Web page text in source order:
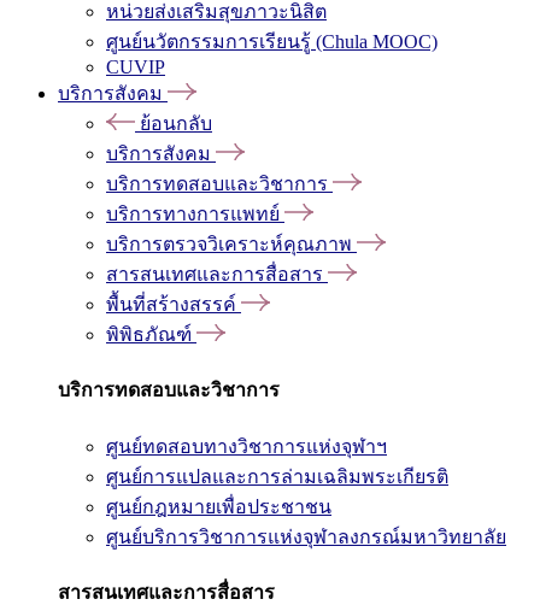
หน่วยส่งเสริมสุขภาวะนิสิต
ศูนย์นวัตกรรมการเรียนรู้ (Chula MOOC)
CUVIP
บริการสังคม
ย้อนกลับ
บริการสังคม
บริการทดสอบและวิชาการ
บริการทางการแพทย์
บริการตรวจวิเคราะห์คุณภาพ
สารสนเทศและการสื่อสาร
พื้นที่สร้างสรรค์
พิพิธภัณฑ์
บริการทดสอบและวิชาการ
ศูนย์ทดสอบทางวิชาการแห่งจุฬาฯ
ศูนย์การแปลและการล่ามเฉลิมพระเกียรติ
ศูนย์กฎหมายเพื่อประชาชน
ศูนย์บริการวิชาการแห่งจุฬาลงกรณ์มหาวิทยาลัย
สารสนเทศและการสื่อสาร